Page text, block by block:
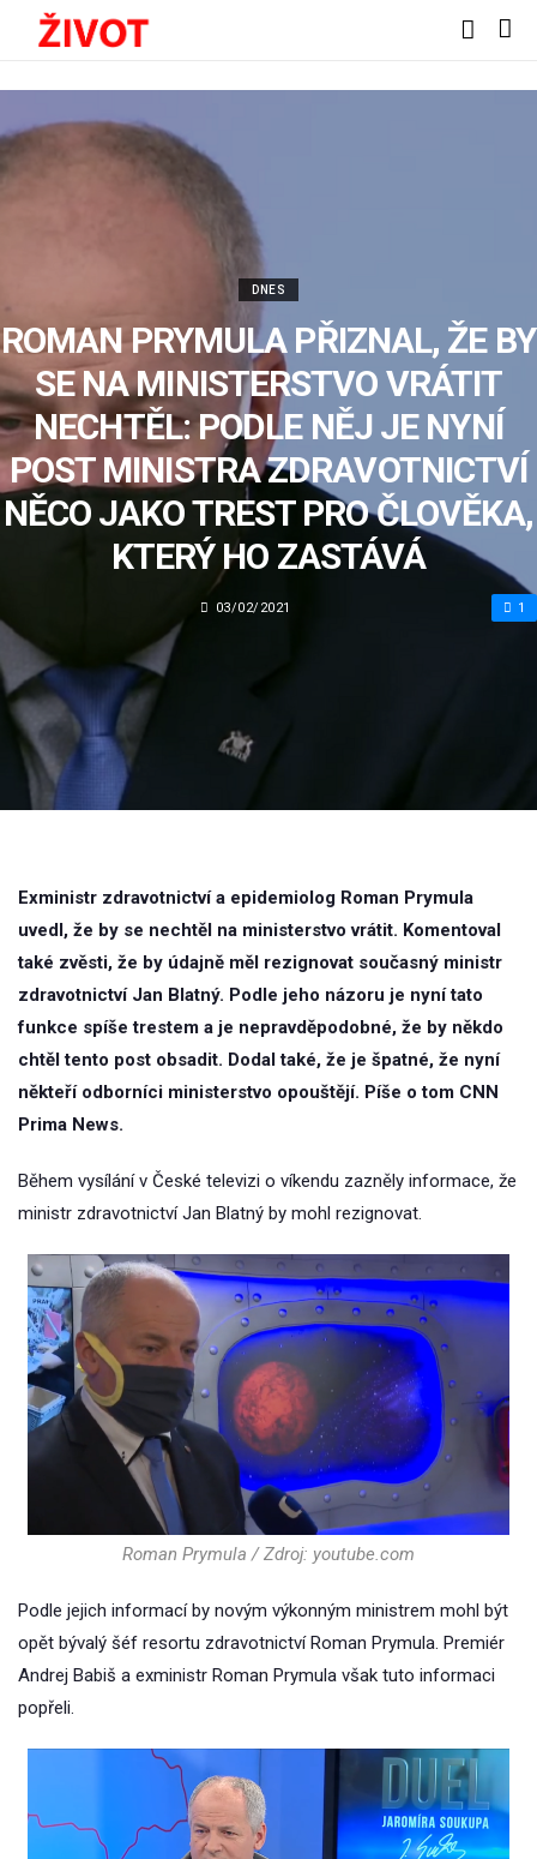
DNES
ROMAN PRYMULA PŘIZNAL, ŽE BY
SE NA MINISTERSTVO VRÁTIT
NECHTĚL: PODLE NĚJ JE NYNÍ
POST MINISTRA ZDRAVOTNICTVÍ
NĚCO JAKO TREST PRO ČLOVĚKA,
KTERÝ HO ZASTÁVÁ
03/02/2021 1
Exministr zdravotnictví a epidemiolog Roman Prymula
uvedl, že by se nechtěl na ministerstvo vrátit. Komentoval
také zvěsti, že by údajně měl rezignovat současný ministr
zdravotnictví Jan Blatný. Podle jeho názoru je nyní tato
funkce spíše trestem a je nepravděpodobné, že by někdo
chtěl tento post obsadit. Dodal také, že je špatné, že nyní
někteří odborníci ministerstvo opouštějí. Píše o tom CNN
Prima News.
Během vysílání v České televizi o víkendu zazněly informace, že
ministr zdravotnictví Jan Blatný by mohl rezignovat.
Roman Prymula / Zdroj: youtube.com
Podle jejich informací by novým výkonným ministrem mohl být
opět bývalý šéf resortu zdravotnictví Roman Prymula. Premiér
Andrej Babiš a exministr Roman Prymula však tuto informaci
popřeli.